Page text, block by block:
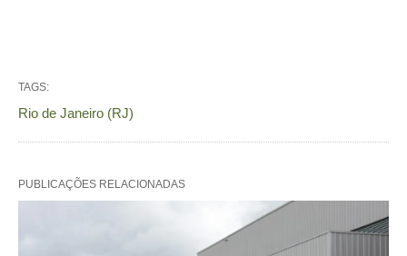
TAGS:
Rio de Janeiro (RJ)
PUBLICAÇÕES RELACIONADAS